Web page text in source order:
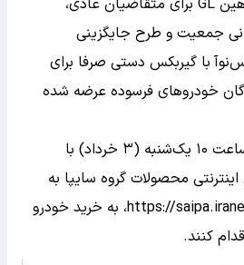
سایپا و پارس‌خودرو، شاهین GL برای متقاضیان عادی،
جمعیت و طرح جایگزینی
با گیربکس دستی صرفا برای
خودروهای فرسوده عرضه شده
متقاضیان می‌توانند از ساعت ۱۰ یک‌شنبه (۳ خرداد) با
محصولات گروه سایپا به
نشانی اینترنتی https://saipa.iranecar.com، به خرید خودرو
کنند.